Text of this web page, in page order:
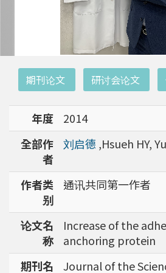
期刊论文 研讨会论文
年度
2014
全部作
者
刘启德 ,Hsueh HY,
作者类
别
通讯共同第一作者
论文名
称
Increase of the
anchoring protein
期刊名
Journal of the